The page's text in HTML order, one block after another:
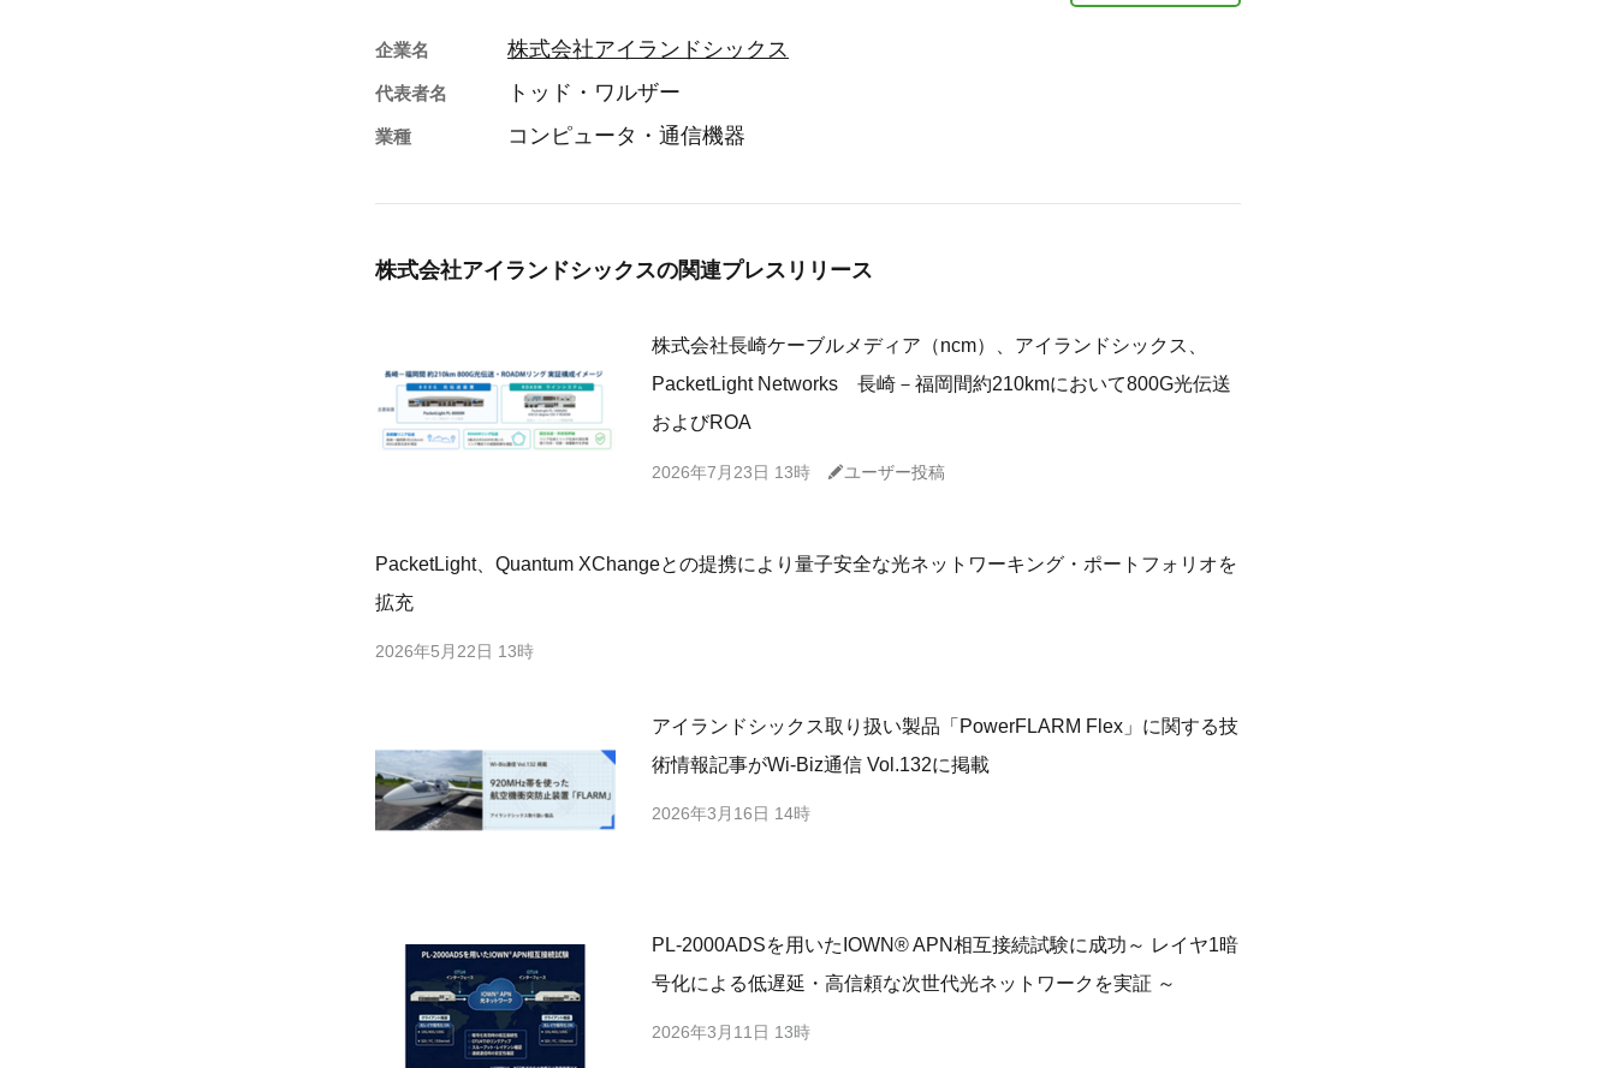
企業名 株式会社アイランドシックス
代表者名 トッド・ワルザー
業種 コンピュータ・通信機器
株式会社アイランドシックスの関連プレスリリース
株式会社長崎ケーブルメディア（ncm）、アイランドシックス、
PacketLight Networks 長崎－福岡間約210kmにおいて800G光伝送
およびROA
2026年7月23日 13時 Cユーザー投稿
PacketLight、Quantum XChangeとの提携により量子安全な光ネットワーキング・ポートフォリオを
拡充
2026年5月22日 13時
アイランドシックス取り扱い製品「PowerFLARM Flex」に関する技
術情報記事がWi-Biz通信 Vol.132に掲載
2026年3月16日 14時
PL-2000ADSを用いたIOWN® APN相互接続試験に成功～ レイヤ1暗
号化による低遅延・高信頼な次世代光ネットワークを実証 ～
2026年3月11日 13時